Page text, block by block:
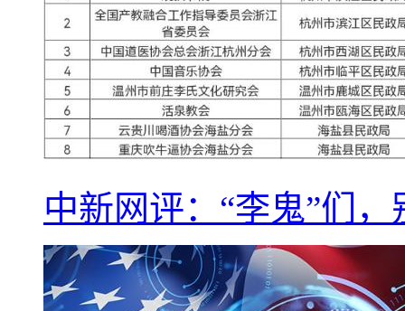
中新网评：“李鬼”们